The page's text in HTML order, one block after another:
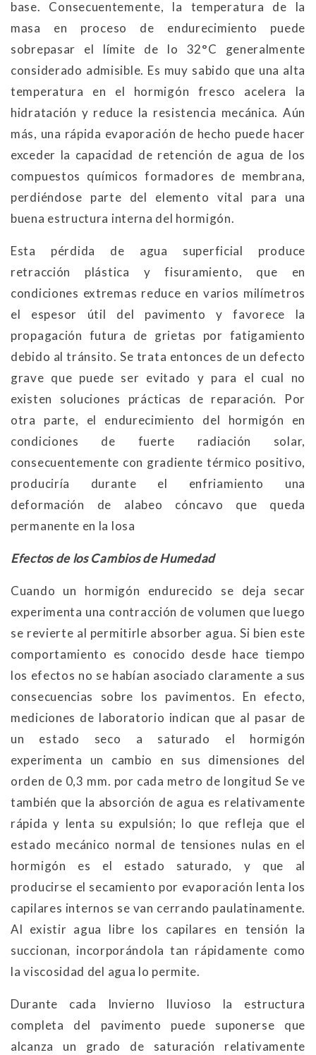
base. Consecuentemente, la temperatura de la
masa en proceso de endurecimiento puede
sobrepasar el límite de lo 32°C generalmente
considerado admisible. Es muy sabido que una alta
temperatura en el hormigón fresco acelera la
hidratación y reduce la resistencia mecánica. Aún
más, una rápida evaporación de hecho puede hacer
exceder la capacidad de retención de agua de los
compuestos químicos formadores de membrana,
perdiéndose parte del elemento vital para una
buena estructura interna del hormigón.
Esta pérdida de agua superficial produce
retracción plástica y fisuramiento, que en
condiciones extremas reduce en varios milímetros
el espesor útil del pavimento y favorece la
propagación futura de grietas por fatigamiento
debido al tránsito. Se trata entonces de un defecto
grave que puede ser evitado y para el cual no
existen soluciones prácticas de reparación. Por
otra parte, el endurecimiento del hormigón en
condiciones de fuerte radiación solar,
consecuentemente con gradiente térmico positivo,
produciría durante el enfriamiento una
deformación de alabeo cóncavo que queda
permanente en la losa
Efectos de los Cambios de Humedad
Cuando un hormigón endurecido se deja secar
experimenta una contracción de volumen que luego
se revierte al permitirle absorber agua. Si bien este
comportamiento es conocido desde hace tiempo
los efectos no se habían asociado claramente a sus
consecuencias sobre los pavimentos. En efecto,
mediciones de laboratorio indican que al pasar de
un estado seco a saturado el hormigón
experimenta un cambio en sus dimensiones del
orden de 0,3 mm. por cada metro de longitud Se ve
también que la absorción de agua es relativamente
rápida y lenta su expulsión; lo que refleja que el
estado mecánico normal de tensiones nulas en el
hormigón es el estado saturado, y que al
producirse el secamiento por evaporación lenta los
capilares internos se van cerrando paulatinamente.
Al existir agua libre los capilares en tensión la
succionan, incorporándola tan rápidamente como
la viscosidad del agua lo permite.
Durante cada Invierno lluvioso la estructura
completa del pavimento puede suponerse que
alcanza un grado de saturación relativamente